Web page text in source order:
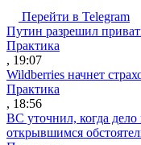
Перейти в Telegram
Путин разрешил
Практика
, 19:07
Wildberries начнет
Практика
, 18:56
ВС уточнил, когда
открывшимся